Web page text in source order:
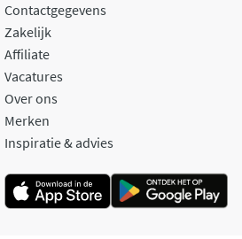
Contactgegevens
Zakelijk
Affiliate
Vacatures
Over ons
Merken
Inspiratie & advies